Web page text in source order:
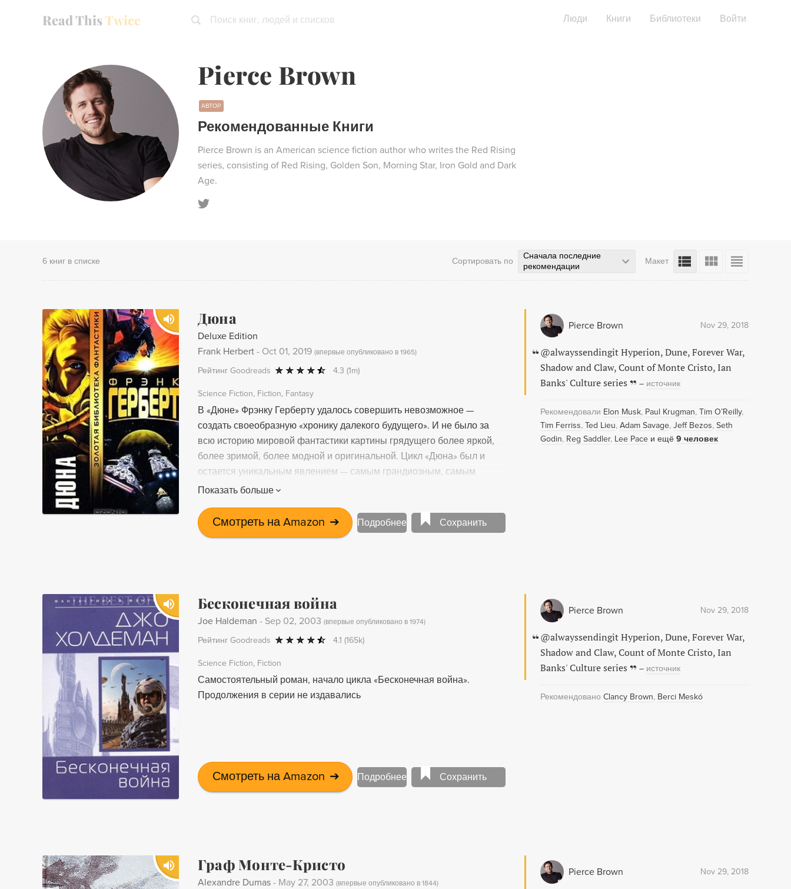
Read ThisTwice Поиск книг, людей и списков Люди Книги Библиотеки Войти
Pierce Brown
АВТОР
Рекомендованные Книги
Pierce Brown is an American science fiction author who writes the Red Rising
series, consisting of Red Rising, Golden Son, Morning Star, Iron Gold and Dark
Age.
6 книг в списке Сортировать по
Сначала последние
рекомендации
Макет
Дюна
Deluxe Edition
Frank Herbert - Oct 01, 2019 (впервые опубликовано в 1965)
Рейтинг Goodreads 4.3 (1m)
Science Fiction Fiction Fantasy
В «Дюне» Фрэнку Герберту удалось совершить невозможное —
создать своеобразную «хронику далекого будущего». И не было за
всю историю мировой фантастики картины грядущего более яркой,
более зримой, более модной и оригинальной. Цикл «Дюна» был и
остается уникальным явлением — самым грандиозным, самым
дерзким, самым масштабным творением за всю историю мировой
Показать больше
Смотреть на Amazon ➔ Подробнее Сохранить
Pierce Brown Nov 29, 2018
@alwayssendingit Hyperion, Dune, Forever War,
Shadow and Claw, Count of Monte Cristo, Ian
Banks' Culture series
– источник
Рекомендовали Elon Musk Paul Krugman Tim O’Reilly
Tim Ferriss Ted Lieu Adam Savage Jeff Bezos Seth
Godin Reg Saddler Lee Pace и ещё 9 человек
Бесконечная война
Joe Haldeman - Sep 02, 2003 (впервые опубликовано в 1974)
Рейтинг Goodreads 4.1 (165k)
Science Fiction Fiction
Самостоятельный роман, начало цикла «Бесконечная война».
Продолжения в серии не издавались
Смотреть на Amazon ➔ Подробнее Сохранить
Pierce Brown Nov 29, 2018
@alwayssendingit Hyperion, Dune, Forever War,
Shadow and Claw, Count of Monte Cristo, Ian
Banks' Culture series
– источник
Рекомендовано Clancy Brown Berci Meskó
Граф Монте-Кристо
Alexandre Dumas - May 27, 2003 (впервые опубликовано в 1844)
Pierce Brown Nov 29, 2018